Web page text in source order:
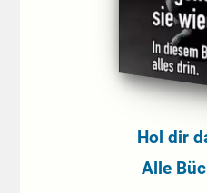
Hol dir
Alle